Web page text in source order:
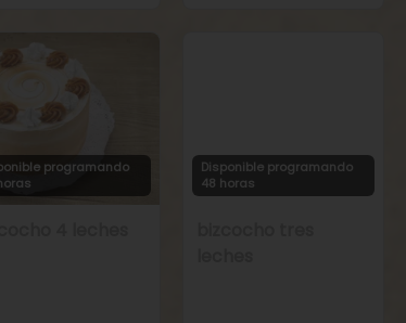
programando
Disponible programando
48 horas